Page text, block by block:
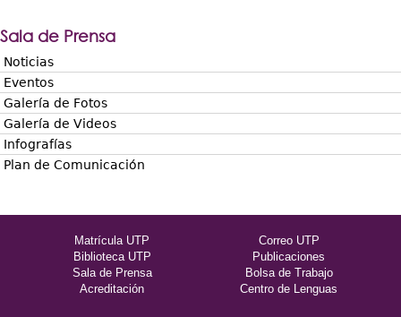
Sala de Prensa
Noticias
Eventos
Galería de Fotos
Galería de Videos
Infografías
Plan de Comunicación
Matrícula UTP
Correo UTP
Biblioteca UTP
Publicaciones
Sala de Prensa
Bolsa de Trabajo
Acreditación
Centro de Lenguas